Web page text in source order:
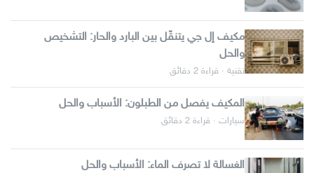
مكيف إل جي يتنقّل بين البارد والحار: التشخيص
والحل
تقنية · قراءة 2 دقائق
المكيف يفصل من الطبلون: الأسباب والحل
سيارات · قراءة 2 دقائق
الغسالة لا تصرف الماء: الأسباب والحل